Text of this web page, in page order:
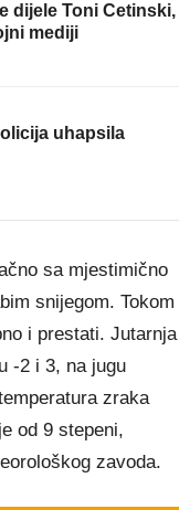
dijele Toni Cetinski,
mediji
uhapsila
sa mjestimično
snijegom. Tokom
i prestati. Jutarnja
-2 i 3, na jugu
zraka
od 9 stepeni,
zavoda.